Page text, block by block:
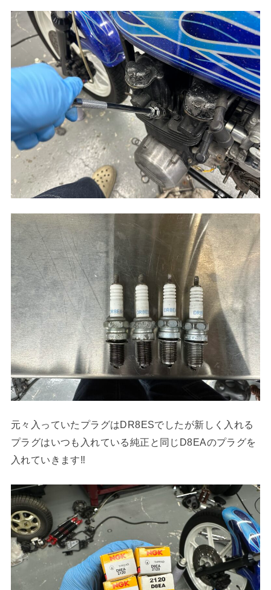
元々入っていたプラグはDR8ESでしたが新しく入れる
プラグはいつも入れている純正と同じD8EAのプラグを
入れていきます‼︎